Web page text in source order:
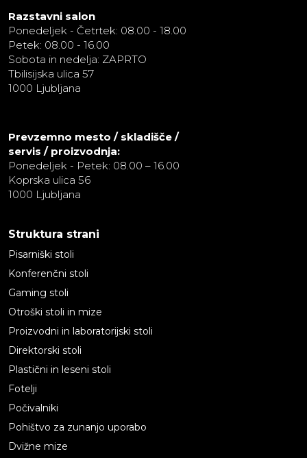
Razstavni salon
Ponedeljek - Četrtek: 08.00 - 18.00
Petek: 08.00 - 16.00
Sobota in nedelja: ZAPRTO
Tbilisijska ulica 57
1000 Ljubljana
Prevzemno mesto / skladišče /
servis / proizvodnja:
Ponedeljek - Petek: 08.00 – 16.00
Koprska ulica 56
1000 Ljubljana
Struktura strani
Pisarniški stoli
Konferenčni stoli
Gaming stoli
Otroški stoli in mize
Proizvodni in laboratorijski stoli
Direktorski stoli
Plastični in leseni stoli
Fotelji
Počivalniki
Pohištvo za zunanjo uporabo
Dvižne mize